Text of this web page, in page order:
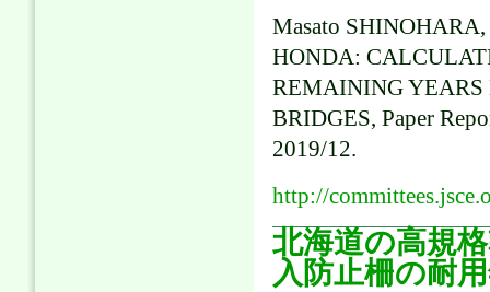
Masato
HONDA:
REMAINING
BRIDGES, Paper
2019/12.
http://
北海道の高規
入防止柵の耐